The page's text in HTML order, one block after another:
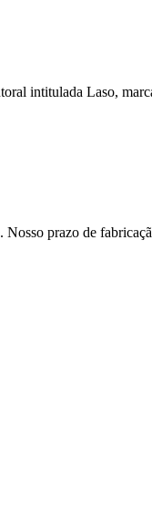
intitulada Laso,
prazo de